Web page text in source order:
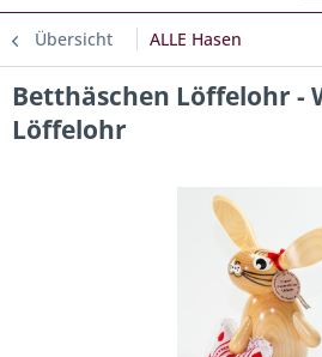
Übersicht ALLE Hasen
Betthäschen Löffelohr -
Löffelohr